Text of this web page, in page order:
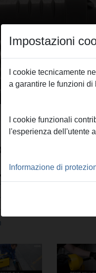
E CANALI
PRODOTTI
REMS
Mini-
Pull-
Impostazioni
I cookie tecnicamente
a garantire le funzioni di
I cookie funzionali
l'esperienza dell'utente
Informazione di